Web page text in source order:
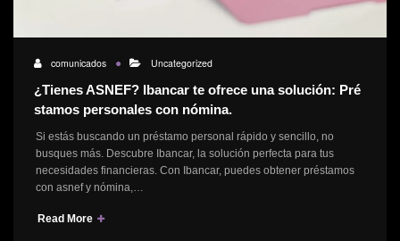
comunicados Uncategorized
¿Tienes ASNEF? Ibancar te ofrece una solución: Pré
stamos personales con nómina.
Si estás buscando un préstamo personal rápido y sencillo, no
busques más. Descubre Ibancar, la solución perfecta para tus
necesidades financieras. Con Ibancar, puedes obtener préstamos
con asnef y nómina,…
Read More